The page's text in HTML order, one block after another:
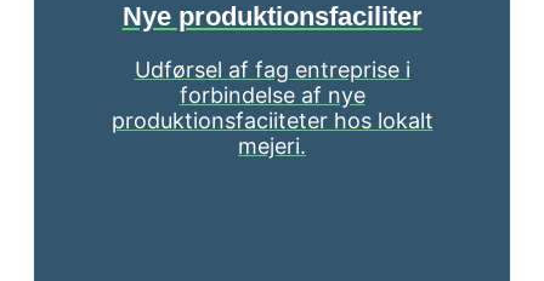
Nye produktionsfaciliter
Udførsel af fag entreprise i
forbindelse af nye
produktionsfaciiteter hos lokalt
mejeri.